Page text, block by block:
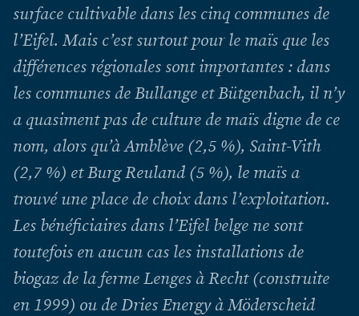
surface cultivable dans les cinq communes de
l’Eifel. Mais c’est surtout pour le maïs que les
différences régionales sont importantes : dans
les communes de Bullange et Bütgenbach, il n’y
a quasiment pas de culture de maïs digne de ce
nom, alors qu’à Amblève (2,5 %), Saint-Vith
(2,7 %) et Burg Reuland (5 %), le maïs a
trouvé une place de choix dans l’exploitation.
Les bénéficiaires dans l’Eifel belge ne sont
toutefois en aucun cas les installations de
biogaz de la ferme Lenges à Recht (construite
en 1999) ou de Dries Energy à Möderscheid